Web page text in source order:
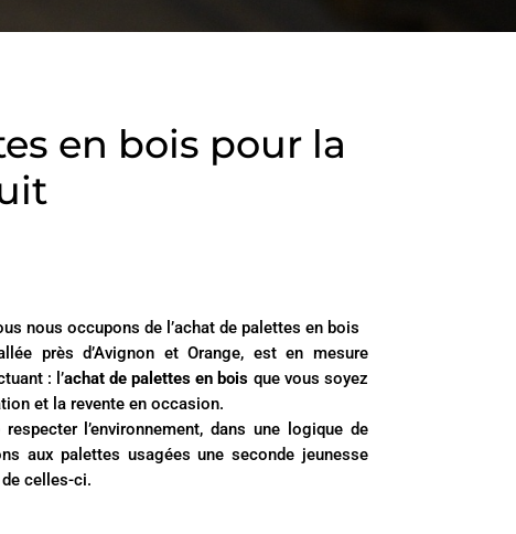
en bois pour la
nous occupons de l’achat de palettes en bois
près d’Avignon et Orange, est en mesure
: l’achat de palettes en bois que vous soyez
et la revente en occasion.
l’environnement, dans une logique de
aux palettes usagées une seconde jeunesse
celles-ci.